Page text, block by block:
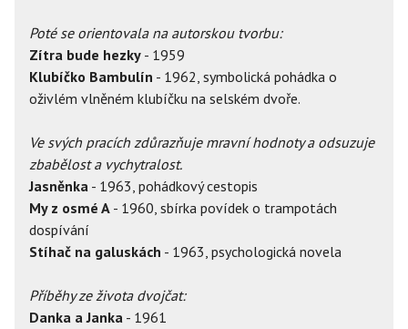
Poté se orientovala na autorskou tvorbu:
Zítra bude hezky - 1959
Klubíčko Bambulín - 1962, symbolická pohádka o
oživlém vlněném klubíčku na selském dvoře.
Ve svých pracích zdůrazňuje mravní hodnoty a odsuzuje
zbabělost a vychytralost.
Jasněnka - 1963, pohádkový cestopis
My z osmé A - 1960, sbírka povídek o trampotách
dospívání
Stíhač na galuskách - 1963, psychologická novela
Příběhy ze života dvojčat:
Danka a Janka - 1961